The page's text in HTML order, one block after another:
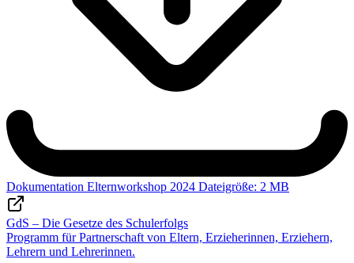
Dokumentation Elternworkshop 2024 Dateigröße: 2 MB
GdS – Die Gesetze des Schulerfolgs
Programm für Partnerschaft von Eltern, Erzieherinnen, Erziehern,
Lehrern und Lehrerinnen.